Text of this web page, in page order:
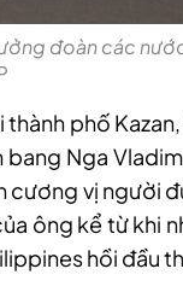
đoàn các
phố
Nga
cương vị người
ông kể từ khi
hồi đầu